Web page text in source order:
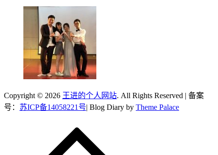
Copyright © 2026 王进的个人网站. All Rights Reserved | 备案
号： 苏ICP备14058221号 | Blog Diary by Theme Palace